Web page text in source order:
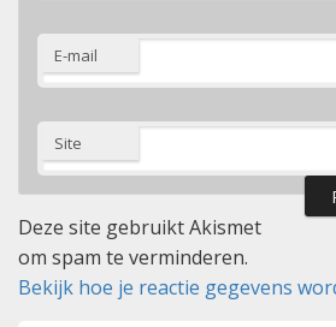
E-mail
Site
Deze site gebruikt Akismet
om spam te verminderen.
Bekijk hoe je reactie gegevens